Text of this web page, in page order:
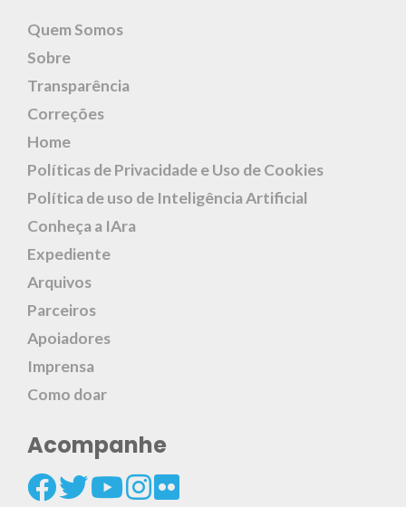
Quem Somos
Sobre
Transparência
Correções
Home
Políticas de Privacidade e Uso de Cookies
Política de uso de Inteligência Artificial
Conheça a IAra
Expediente
Arquivos
Parceiros
Apoiadores
Imprensa
Como doar
Acompanhe